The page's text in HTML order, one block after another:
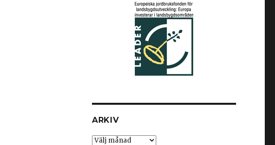
ARKIV
Arkiv